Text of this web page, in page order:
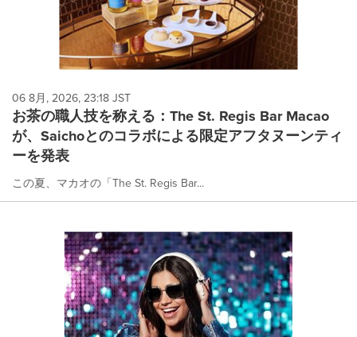
each
option
is
selected.
06 8月, 2026, 23:18 JST
お茶の職人技を称える：The St. Regis Bar Macao
が、Saichoとのコラボによる限定アフタヌーンティ
ーを発表
この夏、マカオの「The St. Regis Bar...